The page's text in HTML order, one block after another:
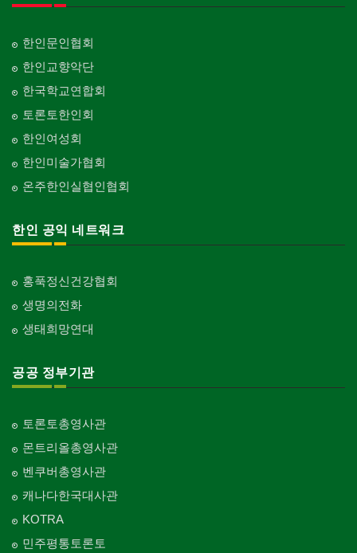
한인문인협회
한인교향악단
한국학교연합회
토론토한인회
한인여성회
한인미술가협회
온주한인실협인협회
한인 공익 네트워크
홍푹정신건강협회
생명의전화
생태희망연대
공공 정부기관
토론토총영사관
몬트리올총영사관
벤쿠버총영사관
캐나다한국대사관
KOTRA
민주평통토론토